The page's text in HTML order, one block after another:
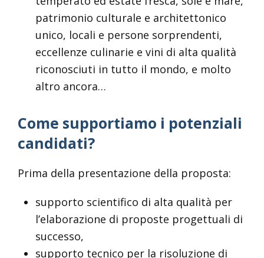
patrimonio culturale e architettonico
unico, locali e persone sorprendenti,
eccellenze culinarie e vini di alta qualità
riconosciuti in tutto il mondo, e molto
altro ancora…
Come supportiamo i potenziali
candidati?
Prima della presentazione della proposta:
supporto scientifico di alta qualità per
l’elaborazione di proposte progettuali di
successo,
supporto tecnico per la risoluzione di